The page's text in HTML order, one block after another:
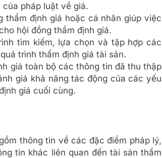
pháp luật về giá.
thẩm định giá hoặc cá nhân giúp việc
hội đồng thẩm định giá.
tìm kiếm, lựa chọn và tập hợp các
trình thẩm định giá tài sản.
giá toàn bộ các thông tin đã thu thập
giá khả năng tác động của các yếu
giá cuối cùng.
thông tin về các đặc điểm pháp lý,
tin khác liên quan đến tài sản thẩm